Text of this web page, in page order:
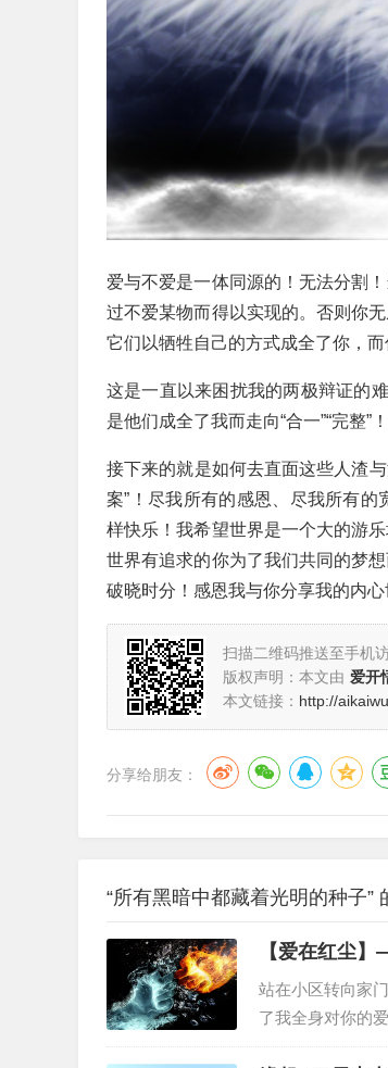
爱与不爱是一体同源的！无法分割
过不爱某物而得以实现的。否则你
它们以牺牲自己的方式成全了你，
这是一直以来困扰我的两极辩证的
是他们成全了我而走向“合一”“完整
接下来的就是如何去直面这些人渣
案”！尽我所有的感恩、尽我所有
样快乐！我希望世界是一个大的游
世界有追求的你为了我们共同的梦
破晓时分！感恩我与你分享我的内
扫描二维码推送至手机访
版权声明：本文由 爱开
本文链接： http://
分享给朋友：
“所有黑暗中都藏着光明的种子”
【爱在红尘
站在小区转向家
了我全身对你的
脸都赔了出去！